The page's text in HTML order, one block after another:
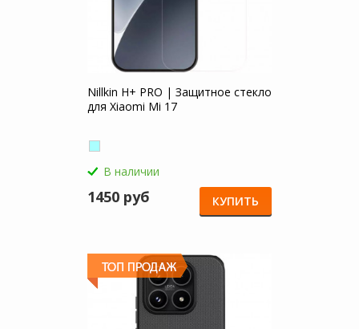
Nillkin H+ PRO | Защитное стекло
для Xiaomi Mi 17
В наличии
1450 руб КУПИТЬ